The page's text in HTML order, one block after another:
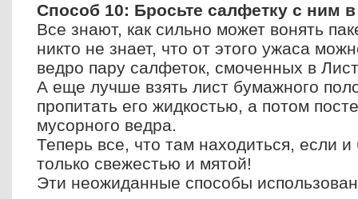
Способ 10: Бросьте салфетку с ним
Все знают, как сильно может вонять
никто не знает, что от этого ужаса
ведро пару салфеток, смоченных в
А еще лучше взять лист бумажного
пропитать его жидкостью, а потом
мусорного ведра.
Теперь все, что там находиться, если и
только свежестью и мятой!
Эти неожиданные способы